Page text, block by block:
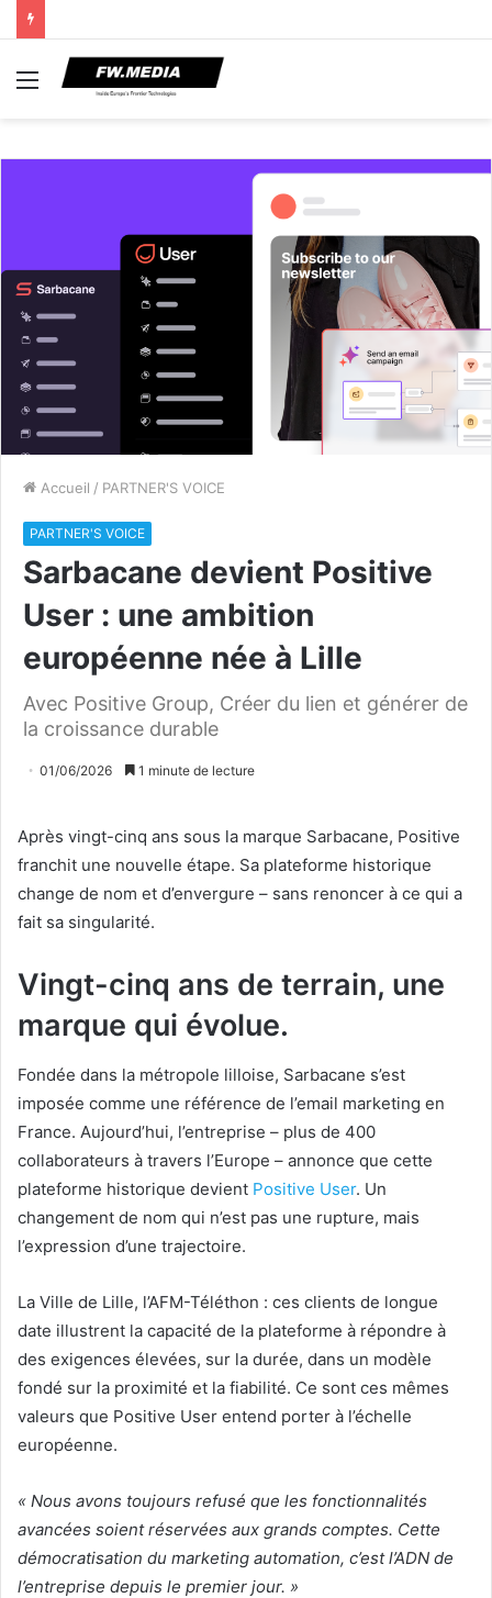
Menu
Accueil / PARTNER'S VOICE
PARTNER'S VOICE
Sarbacane devient Positive
User : une ambition
européenne née à Lille
Avec Positive Group, Créer du lien et générer de
la croissance durable
01/06/2026 1 minute de lecture
Après vingt-cinq ans sous la marque Sarbacane, Positive
franchit une nouvelle étape. Sa plateforme historique
change de nom et d’envergure – sans renoncer à ce qui a
fait sa singularité.
Vingt-cinq ans de terrain, une
marque qui évolue.
Fondée dans la métropole lilloise, Sarbacane s’est
imposée comme une référence de l’email marketing en
France. Aujourd’hui, l’entreprise – plus de 400
collaborateurs à travers l’Europe – annonce que cette
plateforme historique devient Positive User. Un
changement de nom qui n’est pas une rupture, mais
l’expression d’une trajectoire.
La Ville de Lille, l’AFM-Téléthon : ces clients de longue
date illustrent la capacité de la plateforme à répondre à
des exigences élevées, sur la durée, dans un modèle
fondé sur la proximité et la fiabilité. Ce sont ces mêmes
valeurs que Positive User entend porter à l’échelle
européenne.
« Nous avons toujours refusé que les fonctionnalités
avancées soient réservées aux grands comptes. Cette
démocratisation du marketing automation, c’est l’ADN de
l’entreprise depuis le premier jour. »